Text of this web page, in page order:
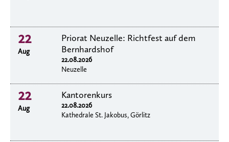
22
Aug
Priorat Neuzelle: Richtfest auf dem
Bernhardshof
22.08.2026
Neuzelle
22
Aug
Kantorenkurs
22.08.2026
Kathedrale St. Jakobus, Görlitz